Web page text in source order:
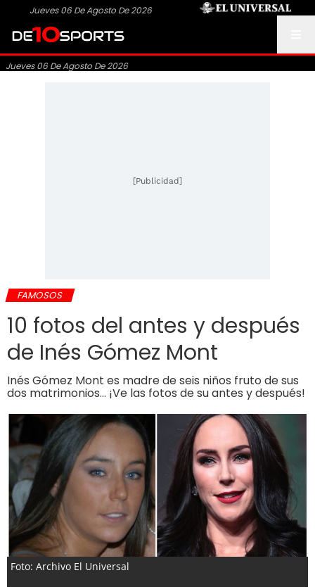
Jueves 06 De Agosto De 2026
Jueves 06 De Agosto De 2026
[Publicidad]
FAMOSOS
10 fotos del antes y después
de Inés Gómez Mont
Inés Gómez Mont es madre de seis niños fruto de sus
dos matrimonios… ¡Ve las fotos de su antes y después!
Foto: Archivo El Universal